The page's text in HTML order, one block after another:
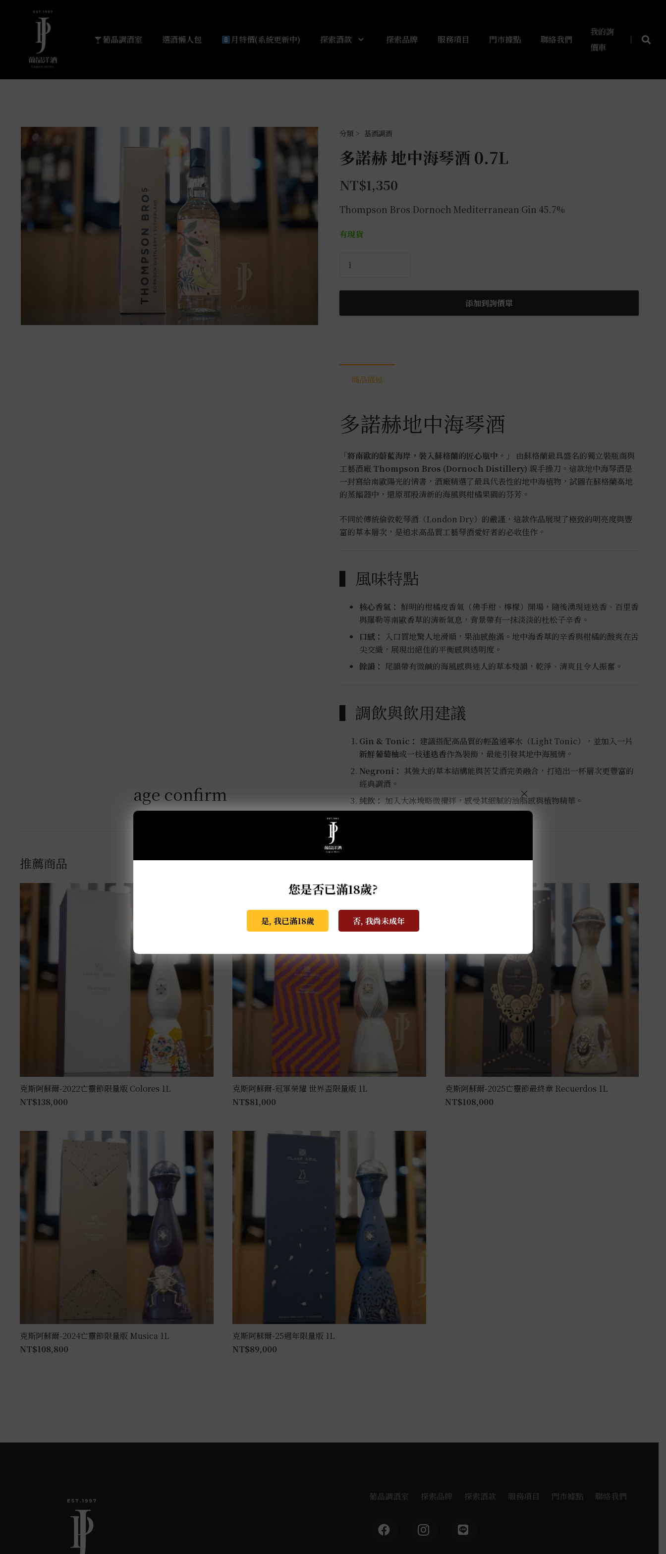
葡晶調酒室 選酒懶人包 月特價(系統更新中) 探索酒款 探索品牌 服務項目 門市據點 聯絡我們
我的詢
價車
基酒調酒
多諾赫 地中海琴酒 0.7L
NT$1,350
Thompson Bros Dornoch Mediterranean Gin 45.7%
有現貨
0.7L
添加到詢價單
商品描述
多諾赫地中海琴酒
「將南歐的蔚藍海岸，裝入蘇格蘭的匠心瓶中。」
由蘇格蘭最具盛名的獨立裝瓶商與
工藝酒廠 Thompson Bros (Dornoch Distillery) 親手操刀。這款地中海琴酒是
一封寫給南歐陽光的情書，酒廠精選了最具代表性的地中海植物，試圖在蘇格蘭高地
的蒸餾器中，還原那股清新的海風與柑橘果園的芬芳。
不同於傳統倫敦乾琴酒（London Dry）的嚴謹，這款作品展現了極致的明亮度與豐
富的草本層次，是追求高品質工藝琴酒愛好者的必收佳作。
▍風味特點
核心香氣： 鮮明的柑橘皮香氣（佛手柑、檸檬）開場，隨後湧現迷迭香、百里香
與羅勒等南歐香草的清新氣息，背景帶有一抹淡淡的杜松子辛香。
口感：
入口質地驚人地滑順，果油感飽滿。地中海香草的辛香與柑橘的酸爽在舌
尖交織，展現出絕佳的平衡感與透明度。
餘韻： 尾韻帶有微鹹的海風感與迷人的草本殘韻，乾淨、清爽且令人振奮。
▍調飲與飲用建議
Gin & Tonic： 建議搭配高品質的輕盈通寧水（Light Tonic），並加入一片
新鮮葡萄柚或一枝迷迭香作為裝飾，最能引發其地中海風情。
Negroni： 其強大的草本結構能與苦艾酒完美融合，打造出一杯層次更豐富的
經典調酒。
純飲： 加入大冰塊略微攪拌，感受其細膩的油脂感與植物精華。
推薦商品
克斯阿蘇爾-2022亡靈節限量版 Colores 1L
NT$138,000
克斯阿蘇爾-冠軍榮耀 世界盃限量版 1L
NT$81,000
克斯阿蘇爾-2025亡靈節最終章 Recuerdos 1L
NT$108,000
克斯阿蘇爾-2024亡靈節限量版 Musica 1L
NT$108,800
克斯阿蘇爾-25週年限量版 1L
NT$89,000
葡晶調酒室 探索品牌 探索酒款 服務項目 門市據點 聯絡我們
age confirm
您是否已滿18歲?
是, 我已滿18歲 否, 我尚未成年
×